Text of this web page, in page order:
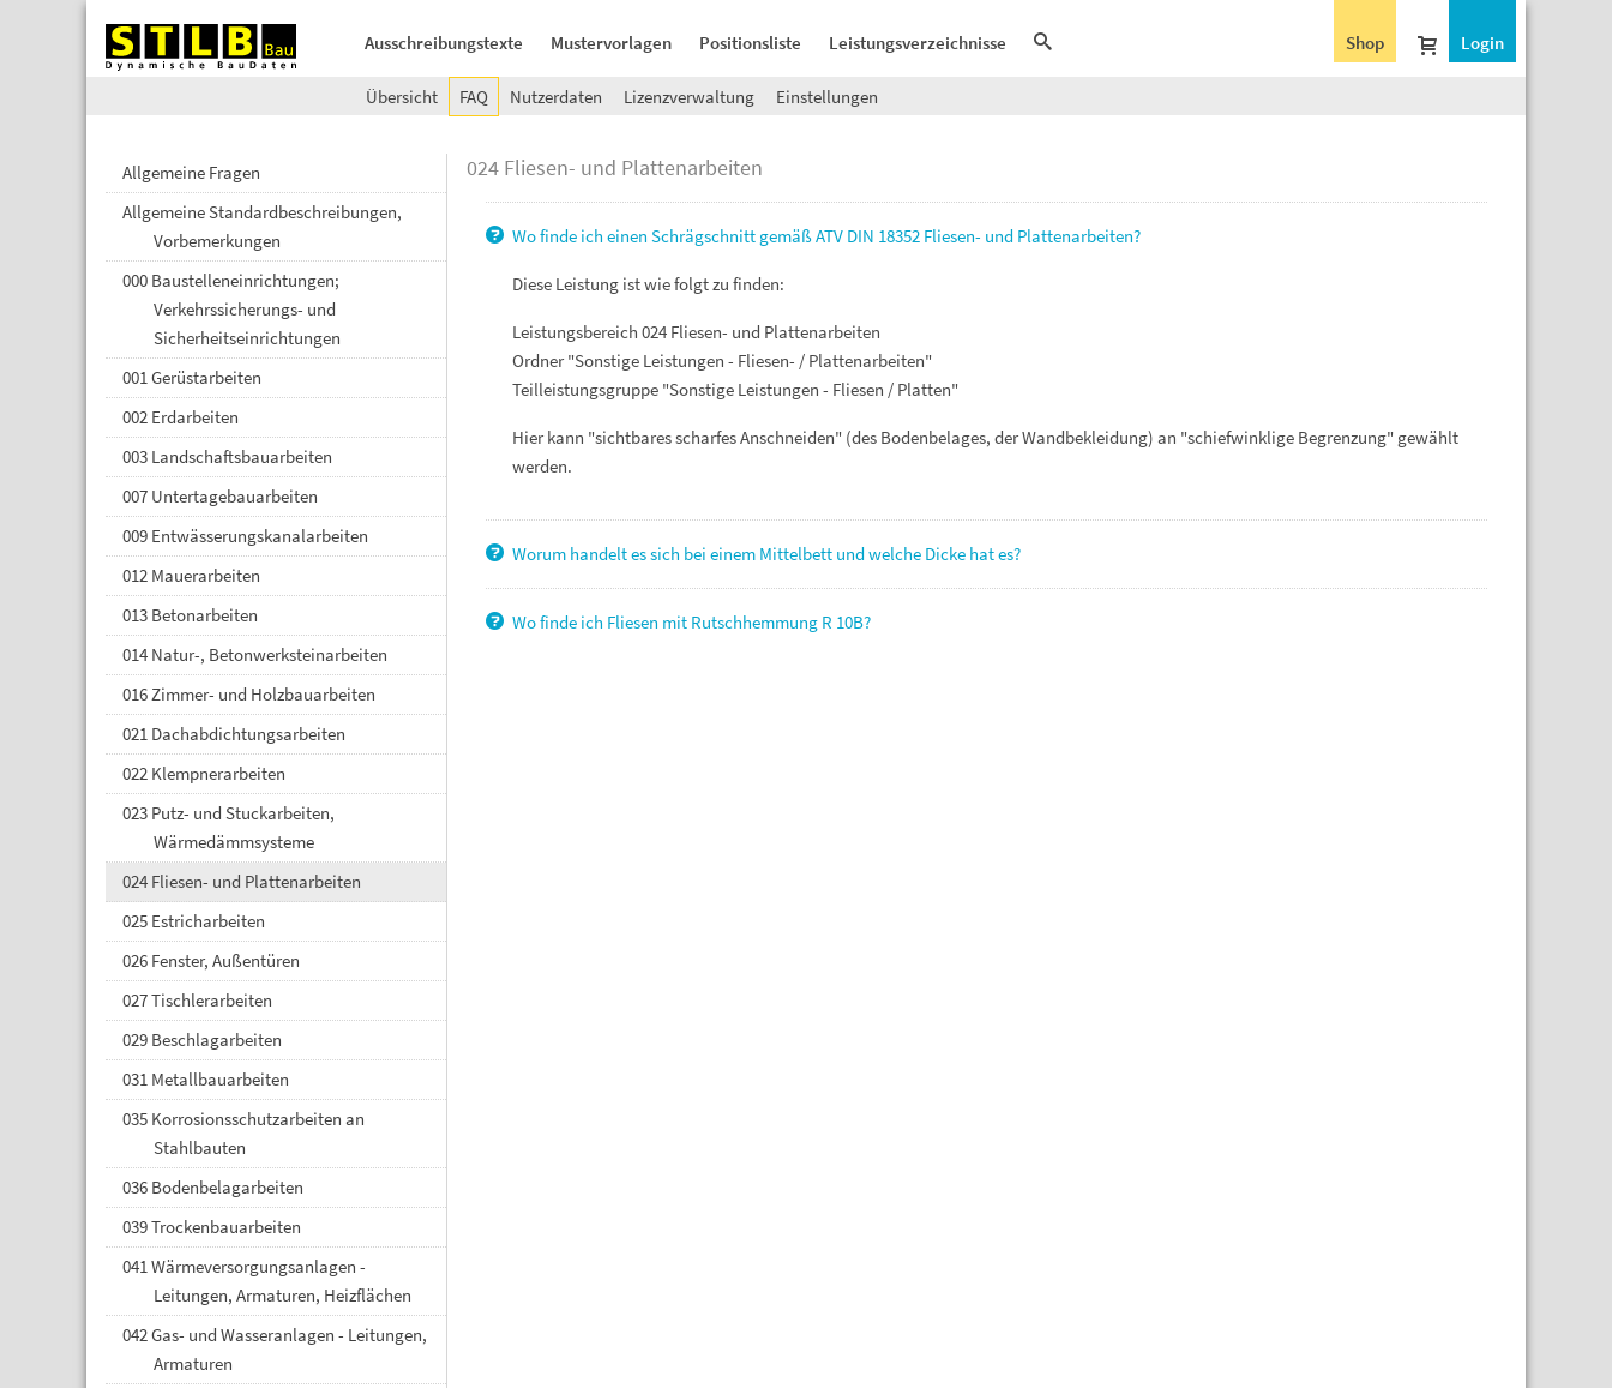
Ausschreibungstexte Mustervorlagen Positionsliste Leistungsverzeichnisse Login
Shop
Übersicht FAQ Nutzerdaten Lizenzverwaltung Einstellungen
Allgemeine Fragen
Allgemeine Standardbeschreibungen,
Vorbemerkungen
000 Baustelleneinrichtungen;
Verkehrssicherungs- und
Sicherheitseinrichtungen
001 Gerüstarbeiten
002 Erdarbeiten
003 Landschaftsbauarbeiten
007 Untertagebauarbeiten
009 Entwässerungskanalarbeiten
012 Mauerarbeiten
013 Betonarbeiten
014 Natur-, Betonwerksteinarbeiten
016 Zimmer- und Holzbauarbeiten
021 Dachabdichtungsarbeiten
022 Klempnerarbeiten
023 Putz- und Stuckarbeiten,
Wärmedämmsysteme
024 Fliesen- und Plattenarbeiten
025 Estricharbeiten
026 Fenster, Außentüren
027 Tischlerarbeiten
029 Beschlagarbeiten
031 Metallbauarbeiten
035 Korrosionsschutzarbeiten an
Stahlbauten
036 Bodenbelagarbeiten
039 Trockenbauarbeiten
041 Wärmeversorgungsanlagen -
Leitungen, Armaturen, Heizflächen
042 Gas- und Wasseranlagen - Leitungen,
Armaturen
024 Fliesen- und Plattenarbeiten
Wo finde ich einen Schrägschnitt gemäß ATV DIN 18352 Fliesen- und Plattenarbeiten?
Diese Leistung ist wie folgt zu finden:
Leistungsbereich 024 Fliesen- und Plattenarbeiten
Ordner "Sonstige Leistungen - Fliesen- / Plattenarbeiten"
Teilleistungsgruppe "Sonstige Leistungen - Fliesen / Platten"
Hier kann "sichtbares scharfes Anschneiden" (des Bodenbelages, der Wandbekleidung) an "schiefwinklige Begrenzung" gewählt
werden.
Worum handelt es sich bei einem Mittelbett und welche Dicke hat es?
Wo finde ich Fliesen mit Rutschhemmung R 10B?